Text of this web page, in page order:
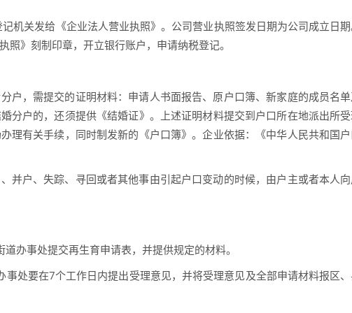
机关发给《企业法人营业执照》。公司营业执照签发日期为公司成立日期
》刻制印章，开立银行账户，申请纳税登记。
户，需提交的证明材料：申请人书面报告、原户口簿、新家庭的成员名
分户的，还须提供《结婚证》。上述证明材料提交到户口所在地派出所
理有关手续，同时制发新的《户口簿》。企业依据：《中华人民共和国户
并户、失踪、寻回或者其他事由引起户口变动的时候，由户主或者本人向
办事处提交再生育申请表，并提供规定的材料。
处要在7个工作日内提出受理意见，并将受理意见及全部申请材料报区